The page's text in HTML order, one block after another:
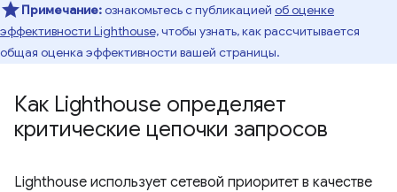
Примечание:ознакомьтесь с публикацией об оценке
эффективности Lighthouse,чтобы узнать, как рассчитывается
общая оценка эффективности вашей страницы.
Как Lighthouse определяет
критические цепочки запросов
Lighthouse использует сетевой приоритет в качестве